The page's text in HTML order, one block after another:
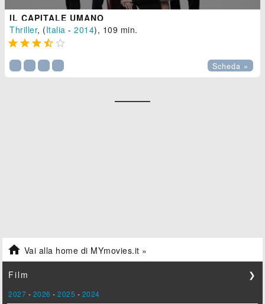
IL CAPITALE UMANO
Thriller, (Italia -2014), 109 min.
    
Scheda »
 Vai alla home di MYmovies.it »
Film ❯
2027 - 2026 -2025 - 2024